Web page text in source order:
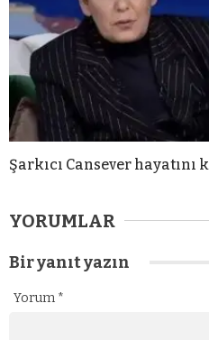
Şarkıcı Cansever hayatını
YORUMLAR
Bir yanıt yazın
Yorum *